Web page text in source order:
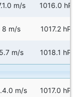
m/s 1016.0 hPa
8 m/s 1017.2 hPa
5.7 m/s 1018.1 hPa
m/s 1017.0 hPa